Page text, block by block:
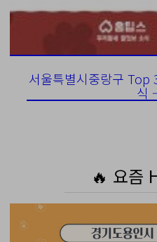
서울특별시중랑구 Top
식
🔥 요즘